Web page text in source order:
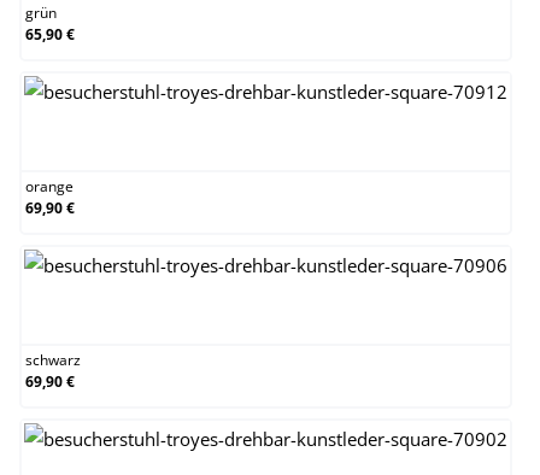
grün
65,90 €
orange
69,90 €
schwarz
69,90 €